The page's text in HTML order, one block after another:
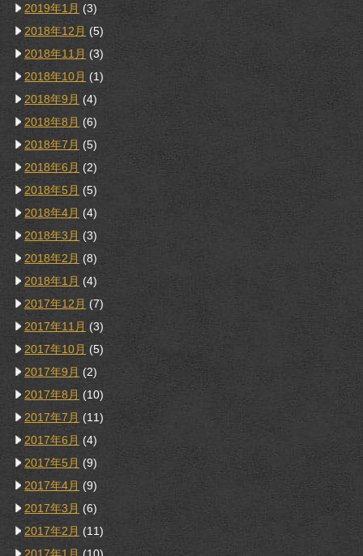
2019年1月 (3)
2018年12月 (5)
2018年11月 (3)
2018年10月 (1)
2018年9月 (4)
2018年8月 (6)
2018年7月 (5)
2018年6月 (2)
2018年5月 (5)
2018年4月 (4)
2018年3月 (3)
2018年2月 (8)
2018年1月 (4)
2017年12月 (7)
2017年11月 (3)
2017年10月 (5)
2017年9月 (2)
2017年8月 (10)
2017年7月 (11)
2017年6月 (4)
2017年5月 (9)
2017年4月 (9)
2017年3月 (6)
2017年2月 (11)